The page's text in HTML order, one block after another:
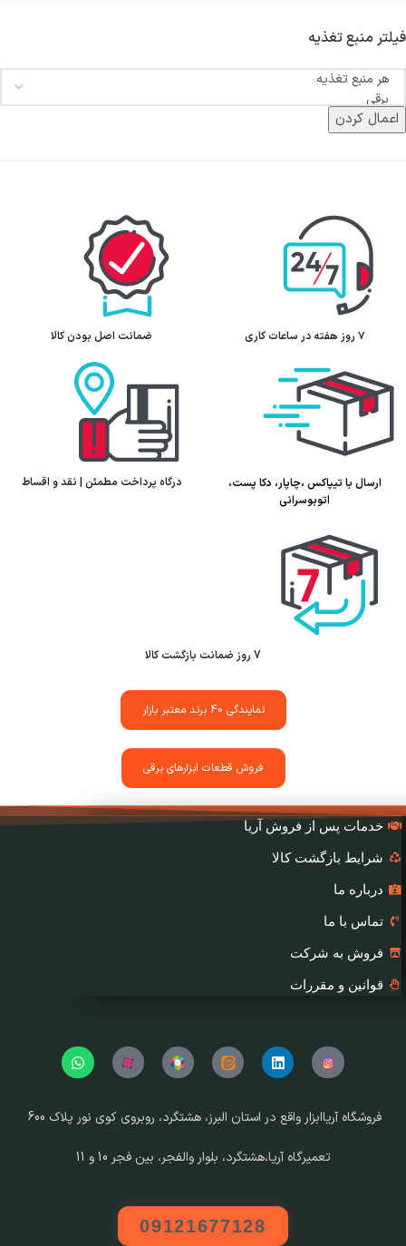
فیلتر منبع تغذیه
اعمال کردن
۷ روز ﻫﻔﺘﻪ در ساعات کاری ﺿﻤﺎﻧﺖ اﺻﻞ ﺑﻮدن ﮐﺎﻟﺎ
ارسال با تیپاکس ،چاپار، دکا پست،
اتوبوسرانی
درگاه پرداخت مطمئن | نقد و اقساط
7 روز ضمانت بازگشت کالا
نمایندگی 40 برند معتبر بازار
فروش قطعات ابزارهای برقی
خدمات پس از فروش آریا
شرایط بازگشت کالا
درباره ما
تماس با ما
فروش به شرکت
قوانین و مقررات
فروشگاه آریا‌ابزار واقع در استان البرز، هشتگرد، روبروی کوی نور پلاک 600
تعمیرگاه آریا،هشتگرد، بلوار والفجر، بین فجر 10 و 11
09121677128